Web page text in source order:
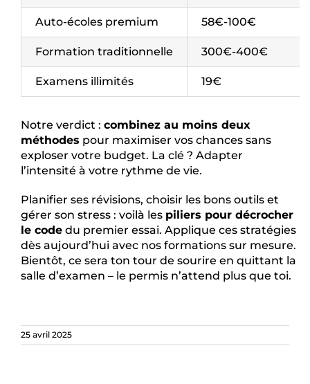
Auto-écoles premium 58€-100€
Formation traditionnelle 300€-400€
Examens illimités 19€
Notre verdict : combinez au moins deux
méthodes pour maximiser vos chances sans
exploser votre budget. La clé ? Adapter
l’intensité à votre rythme de vie.
Planifier ses révisions, choisir les bons outils et
gérer son stress : voilà les piliers pour décrocher
le codedu premier essai. Applique ces stratégies
dès aujourd’hui avec nos formations sur mesure.
Bientôt, ce sera ton tour de sourire en quittant la
salle d’examen – le permis n’attend plus que toi.
25 avril 2025